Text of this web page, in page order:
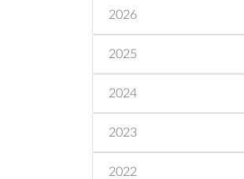
2026
2025
2024
2023
2022